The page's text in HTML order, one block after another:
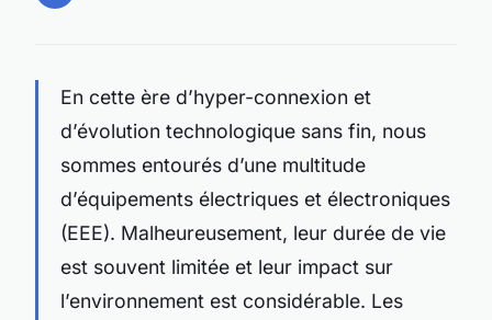
En cette ère d’hyper-connexion et
d’évolution technologique sans fin, nous
sommes entourés d’une multitude
d’équipements électriques et électroniques
(EEE). Malheureusement, leur durée de vie
est souvent limitée et leur impact sur
l’environnement est considérable. Les